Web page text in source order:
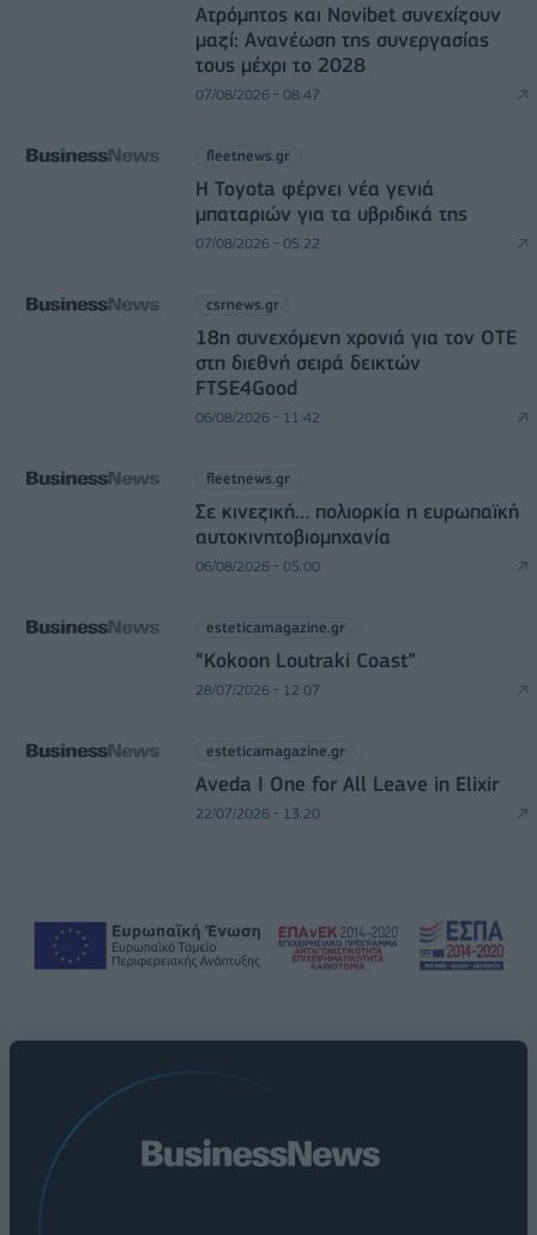
Ατρόμητος και Novibet συνεχίζουν
μαζί: Ανανέωση της συνεργασίας
τους μέχρι το 2028
07/08/2026 - 08:47
fleetnews.gr
Η Toyota φέρνει νέα γενιά
μπαταριών για τα υβριδικά της
07/08/2026 - 05:22
csrnews.gr
18η συνεχόμενη χρονιά για τον ΟΤΕ
στη διεθνή σειρά δεικτών
FTSE4Good
06/08/2026 - 11:42
fleetnews.gr
Σε κινεζική… πολιορκία η ευρωπαϊκή
αυτοκινητοβιομηχανία
06/08/2026 - 05:00
esteticamagazine.gr
“Kokoon Loutraki Coast”
28/07/2026 - 12:07
esteticamagazine.gr
Aveda I One for All Leave in Elixir
22/07/2026 - 13:20